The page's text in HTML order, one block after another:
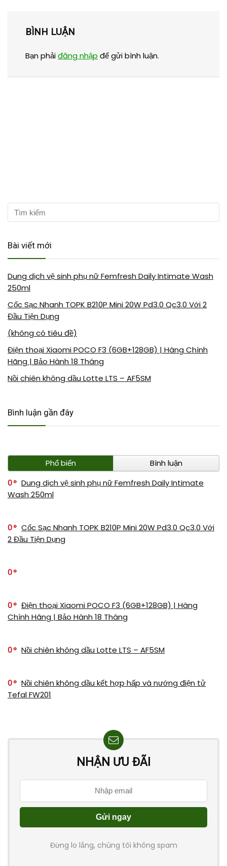
BÌNH LUẬN
Bạn phảiđăng nhập để gửi bình luận.
Bài viết mới
Dung dịch vệ sinh phụ nữ Femfresh Daily Intimate Wash
250ml
Cốc Sạc Nhanh TOPK B210P Mini 20W Pd3.0 Qc3.0 Với 2
Đầu Tiện Dụng
(không có tiêu đề)
Điện thoại Xiaomi POCO F3 (6GB+128GB) | Hàng Chính
Hãng | Bảo Hành 18 Tháng
Nồi chiên không dầu Lotte LTS – AF5SM
Bình luận gần đây
Phổ biến
Bình luận
0
Dung dịch vệ sinh phụ nữ Femfresh Daily Intimate
Wash 250ml
0
Cốc Sạc Nhanh TOPK B210P Mini 20W Pd3.0 Qc3.0 Với
2 Đầu Tiện Dụng
0
0
Điện thoại Xiaomi POCO F3 (6GB+128GB) | Hàng
Chính Hãng | Bảo Hành 18 Tháng
0 Nồi chiên không dầu Lotte LTS – AF5SM
0
Nồi chiên không dầu kết hợp hấp và nướng điện tử
Tefal FW201
NHẬN ƯU ĐÃI
Đừng lo lắng, chúng tôi không spam